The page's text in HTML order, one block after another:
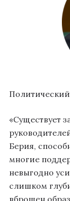
«Существует
Берия,
многие
невыгодно
слишком
вброшен образ